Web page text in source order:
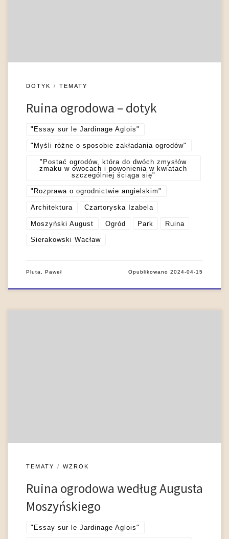
DOTYK TEMATY
Ruina ogrodowa – dotyk
"Essay sur le Jardinage Aglois"
"Myśli różne o sposobie zakładania ogrodów"
"Postać ogrodów, która do dwóch zmysłów
zmaku w owocach i powonienia w kwiatach
szczególniej ściąga się"
"Rozprawa o ogrodnictwie angielskim"
Architektura Czartoryska Izabela
Moszyński August Ogród Park Ruina
Sierakowski Wacław
Pluta, Paweł Opublikowano2024-04-15
TEMATY WZROK
Ruina ogrodowa według Augusta
Moszyńskiego
"Essay sur le Jardinage Aglois"